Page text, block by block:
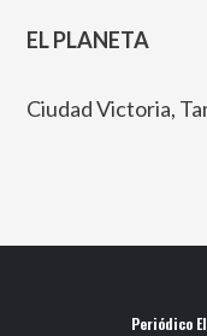
EL PLANETA
Ciudad Victoria,
Periódico